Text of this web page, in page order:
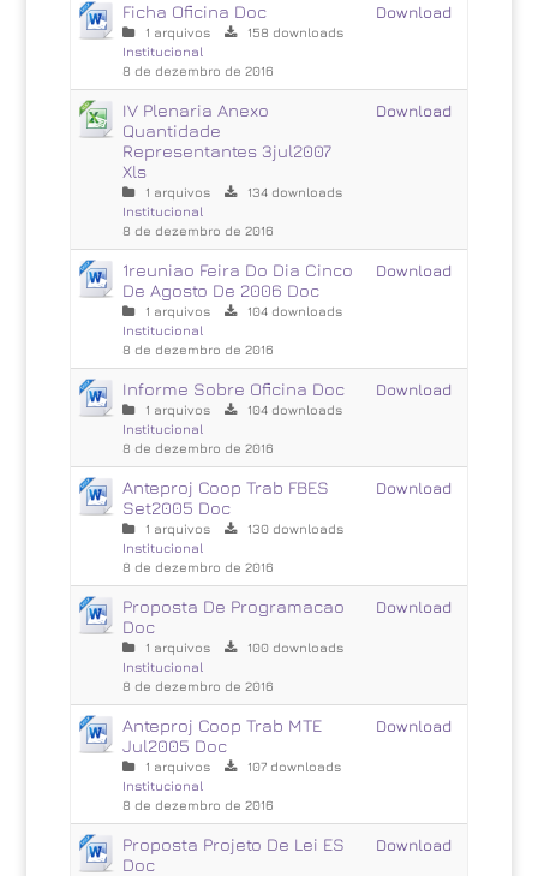
Ficha Oficina Doc
1 arquivos
158 downloads
Institucional
8 de dezembro de 2016
Download
IV Plenaria Anexo
Quantidade
Representantes 3jul2007
Xls
1 arquivos
134 downloads
Institucional
8 de dezembro de 2016
Download
1reuniao Feira Do Dia Cinco
De Agosto De 2006 Doc
1 arquivos
104 downloads
Institucional
8 de dezembro de 2016
Download
Informe Sobre Oficina Doc
1 arquivos
104 downloads
Institucional
8 de dezembro de 2016
Download
Anteproj Coop Trab FBES
Set2005 Doc
1 arquivos
130 downloads
Institucional
8 de dezembro de 2016
Download
Proposta De Programacao
Doc
1 arquivos
100 downloads
Institucional
8 de dezembro de 2016
Download
Anteproj Coop Trab MTE
Jul2005 Doc
1 arquivos
107 downloads
Institucional
8 de dezembro de 2016
Download
Proposta Projeto De Lei ES
Doc
Download